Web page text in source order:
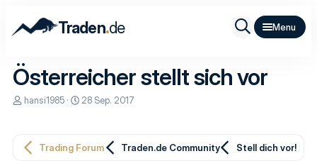
Traden.de
Österreicher stellt sich vor
E
e
hansi1985
E
e
28 Sep. 2017
Trading Forum Traden.de Community Stell dich vor!